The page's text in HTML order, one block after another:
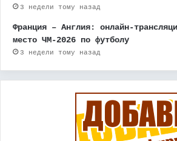
3 недели тому назад
Франция – Англия: онлайн-
место ЧМ-2026 по футболу
3 недели тому назад